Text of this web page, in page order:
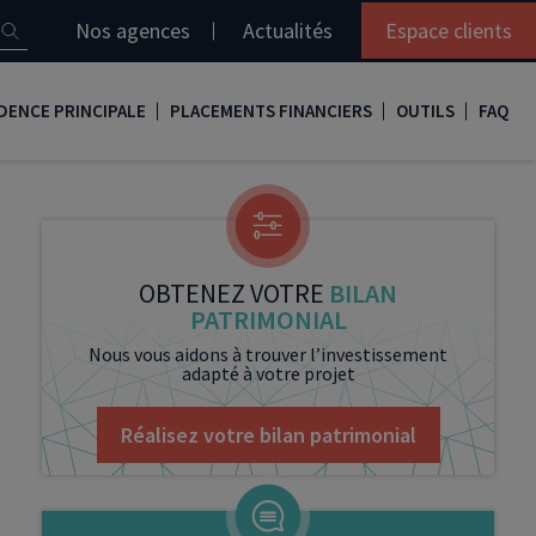
Nos agences Actualités Espace clients
PRINCIPALE
son crédit immobilier
PLACEMENTS FINANCIERS
PEA
Loi Madelin
SCPI
OUTILS
Simulation loi Denormandie
Comment réaliser son bilan patrimonial ?
Le guide de la loi Denormandie 2026
Simulation prêt immobilier
Nos vidéos
Nos Podcasts
FAQ
OBTENEZ VOTRE BILAN
PATRIMONIAL
Nous vous aidons à trouver l’investissement
adapté à votre projet
Réalisez votre bilan patrimonial